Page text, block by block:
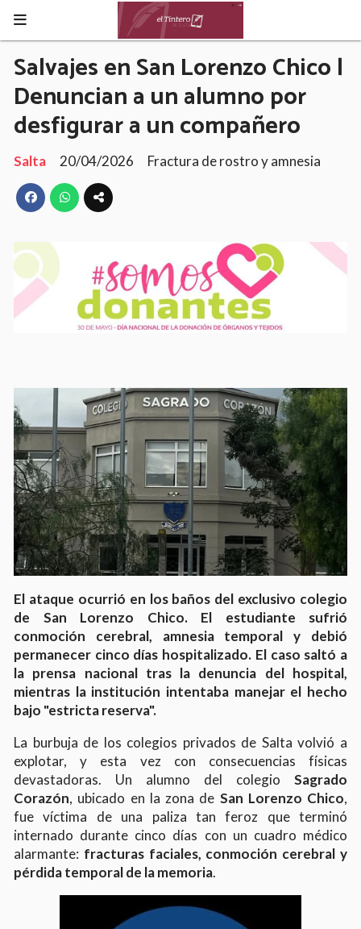
Salvajes en San Lorenzo Chico |
Denuncian a un alumno por
desfigurar a un compañero
Salta 20/04/2026 Fractura de rostro y amnesia
El ataque ocurrió en los baños del exclusivo colegio
de San Lorenzo Chico. El estudiante sufrió
conmoción cerebral, amnesia temporal y debió
permanecer cinco días hospitalizado. El caso saltó a
la prensa nacional tras la denuncia del hospital,
mientras la institución intentaba manejar el hecho
bajo "estricta reserva".
La burbuja de los colegios privados de Salta volvió a
explotar, y esta vez con consecuencias físicas
devastadoras. Un alumno del colegio Sagrado
Corazón, ubicado en la zona de San Lorenzo Chico,
fue víctima de una paliza tan feroz que terminó
internado durante cinco días con un cuadro médico
alarmante: fracturas faciales, conmoción cerebral y
pérdida temporal de la memoria.